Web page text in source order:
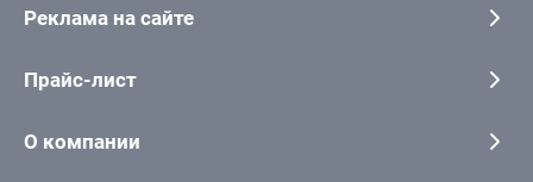
Реклама на сайте
Прайс-лист
О компании